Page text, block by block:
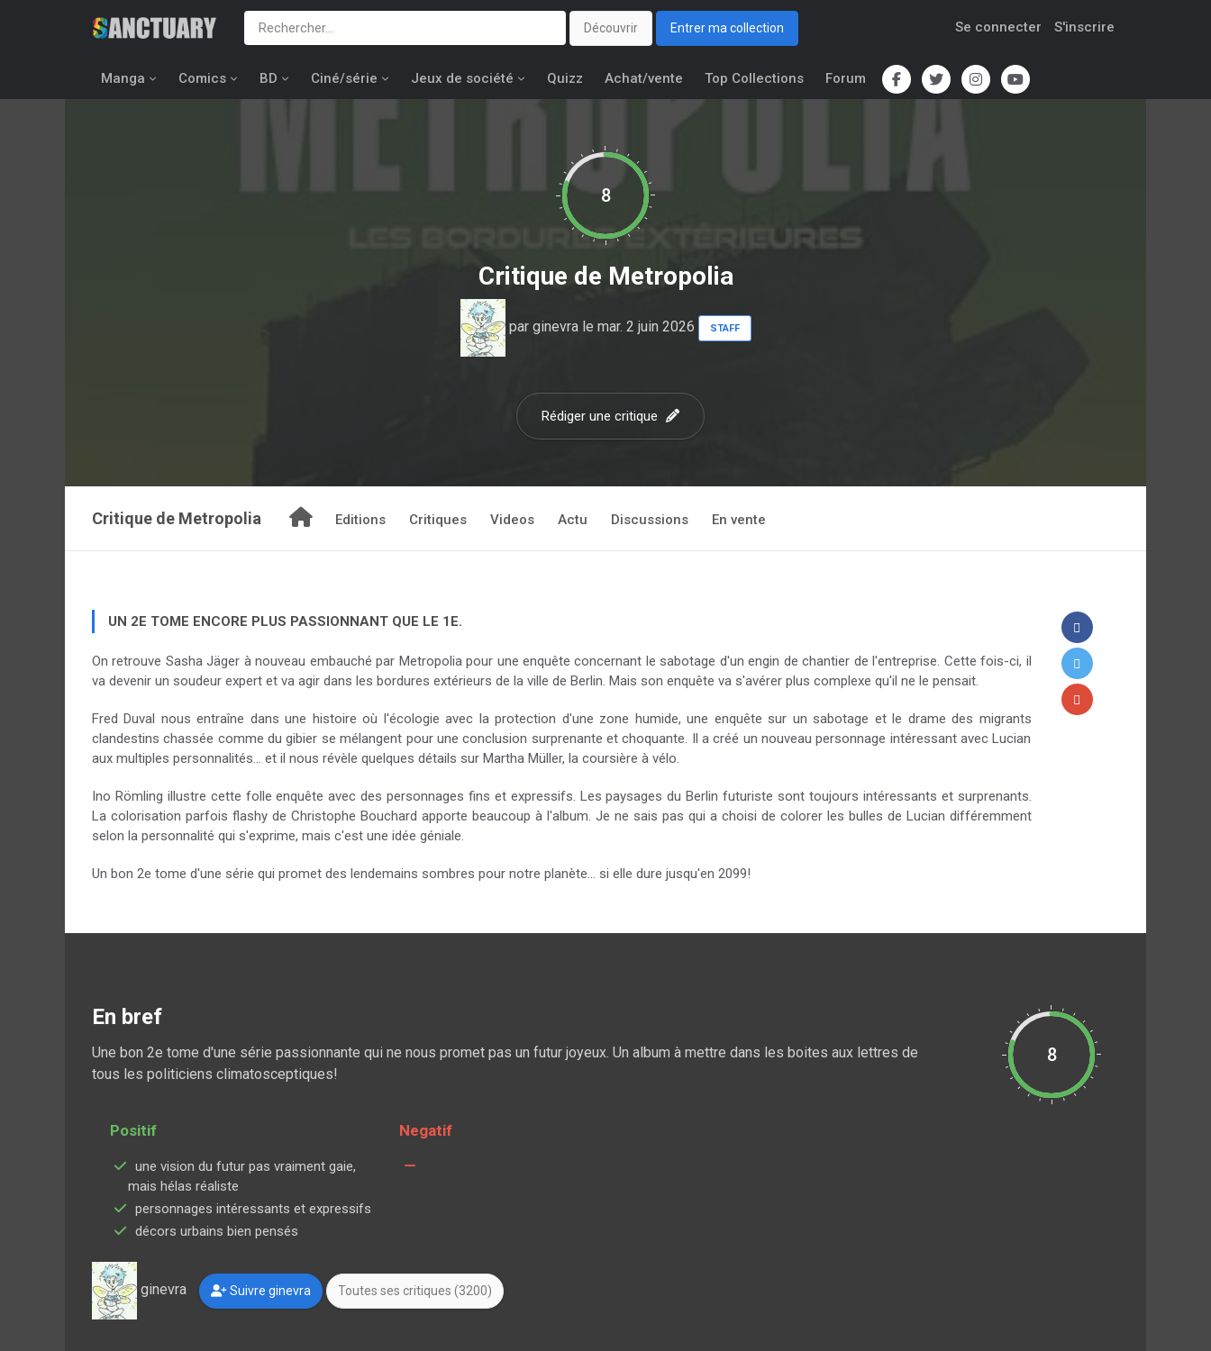
Découvrir Entrer ma collection Se connecter S'inscrire
Manga Comics BD Ciné/série Jeux de société Quizz Achat/vente Top Collections Forum
8
Critique de Metropolia
par ginevrale mar. 2 juin 2026 STAFF
Rédiger une critique
Critique de Metropolia Editions Critiques Videos Actu Discussions En vente
UN 2E TOME ENCORE PLUS PASSIONNANT QUE LE 1E.
On retrouve Sasha Jäger à nouveau embauché par Metropolia pour une enquête concernant le sabotage d'un engin de chantier de l'entreprise. Cette fois-ci, il
va devenir un soudeur expert et va agir dans les bordures extérieurs de la ville de Berlin. Mais son enquête va s'avérer plus complexe qu'il ne le pensait.
Fred Duval nous entraîne dans une histoire où l'écologie avec la protection d'une zone humide, une enquête sur un sabotage et le drame des migrants
clandestins chassée comme du gibier se mélangent pour une conclusion surprenante et choquante. Il a créé un nouveau personnage intéressant avec Lucian
aux multiples personnalités… et il nous révèle quelques détails sur Martha Müller, la coursière à vélo.
Ino Römling illustre cette folle enquête avec des personnages fins et expressifs. Les paysages du Berlin futuriste sont toujours intéressants et surprenants.
La colorisation parfois flashy de Christophe Bouchard apporte beaucoup à l'album. Je ne sais pas qui a choisi de colorer les bulles de Lucian différemment
selon la personnalité qui s'exprime, mais c'est une idée géniale.
Un bon 2e tome d'une série qui promet des lendemains sombres pour notre planète… si elle dure jusqu'en 2099!
En bref
Une bon 2e tome d'une série passionnante qui ne nous promet pas un futur joyeux. Un album à mettre dans les boites aux lettres de
tous les politiciens climatosceptiques!
8
Positif
une vision du futur pas vraiment gaie,
mais hélas réaliste
personnages intéressants et expressifs
décors urbains bien pensés
Negatif
ginevra Suivre ginevra Toutes ses critiques (3200)